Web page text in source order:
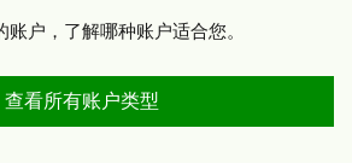
账户，了解哪种账户适合您。
查看所有账户类型
查看所有账户类型